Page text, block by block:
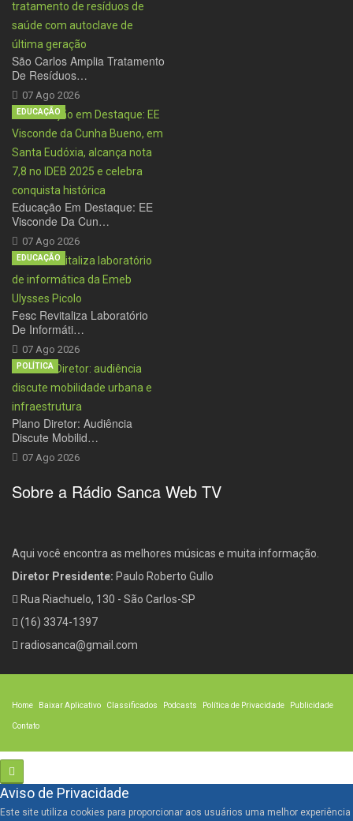
São Carlos Amplia Tratamento
De Resíduos…
07 Ago 2026
Educação Em Destaque: EE
Visconde Da Cun…
07 Ago 2026
EDUCAÇÃO
Fesc Revitaliza Laboratório
De Informáti…
07 Ago 2026
EDUCAÇÃO
Plano Diretor: Audiência
Discute Mobilid…
07 Ago 2026
POLÍTICA
Sobre a Rádio Sanca Web TV
Aqui você encontra as melhores músicas e muita informação.
Diretor Presidente: Paulo Roberto Gullo
Rua Riachuelo, 130 - São Carlos-SP
(16) 3374-1397
radiosanca@gmail.com
Home Baixar Aplicativo Classificados Podcasts Política de Privacidade Publicidade
Contato
Aviso de Privacidade
Este site utiliza cookies para proporcionar aos usuários uma melhor experiência